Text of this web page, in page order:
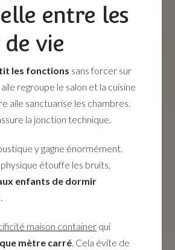
entre les
de vie
les fonctions sans forcer sur
regroupe le salon et la cuisine
aile sanctuarise les chambres.
la jonction technique.
y gagne énormément.
physique étouffe les bruits,
enfants de dormir
.
maison container qui
mètre carré. Cela évite de